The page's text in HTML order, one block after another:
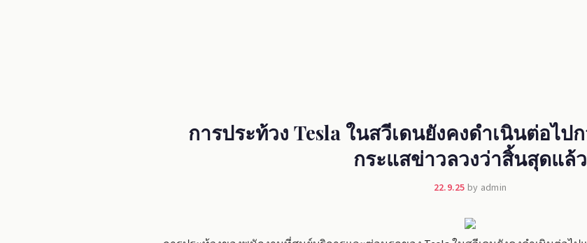
การประท้วง Tesla ในสวีเดนยังคงดำเนินต่อไป
กระแสข่าวลวงว่าสิ้นสุดแล้ว
22.9.25 by admin